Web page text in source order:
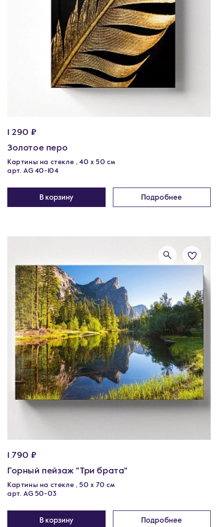
1 290 ₽
Золотое перо
Картины на стекле , 40 х 50 см
арт. AG 40-104
В корзину Подробнее
1 790 ₽
Горный пейзаж "Три брата"
Картины на стекле , 50 х 70 см
арт. AG 50-03
В корзину Подробнее